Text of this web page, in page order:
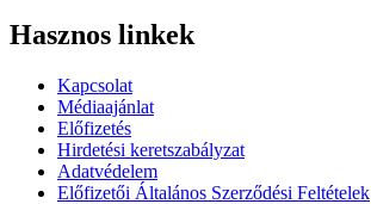
Hasznos linkek
Kapcsolat
Médiaajánlat
Előfizetés
Hirdetési keretszabályzat
Adatvédelem
Előfizetői Általános Szerződési Feltételek